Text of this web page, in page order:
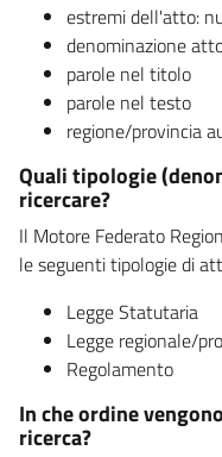
estremi dell'atto:
denominazione
parole nel titolo
parole nel testo
regione/provincia
Quali tipologie
ricercare?
Il Motore Federato
le seguenti tipologie di
Legge Statutaria
Legge regionale/
Regolamento
In che ordine
ricerca?